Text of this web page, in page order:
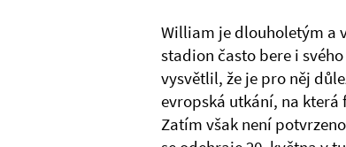
William je dlouholetým a
stadion často bere i
vysvětlil, že je pro něj
evropská utkání, na která
Zatím však není